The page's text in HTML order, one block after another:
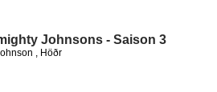
Johnsons - Saison 3
, Höðr